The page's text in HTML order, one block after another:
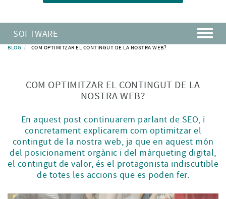
SOFTWARE
BLOG COM OPTIMITZAR EL CONTINGUT DE LA NOSTRA WEB?
COM OPTIMITZAR EL CONTINGUT DE LA
NOSTRA WEB?
En aquest post continuarem parlant de SEO, i
concretament explicarem com optimitzar el
contingut de la nostra web, ja que en aquest món
del posicionament orgànic i del màrqueting digital,
el contingut de valor, és el protagonista indiscutible
de totes les accions que es poden fer.